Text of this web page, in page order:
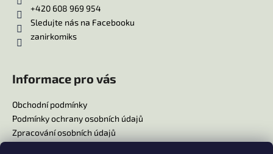
+420 608 969 954
Sledujte nás na Facebooku
zanirkomiks
Informace pro vás
Obchodní podmínky
Podmínky ochrany osobních údajů
Zpracování osobních údajů